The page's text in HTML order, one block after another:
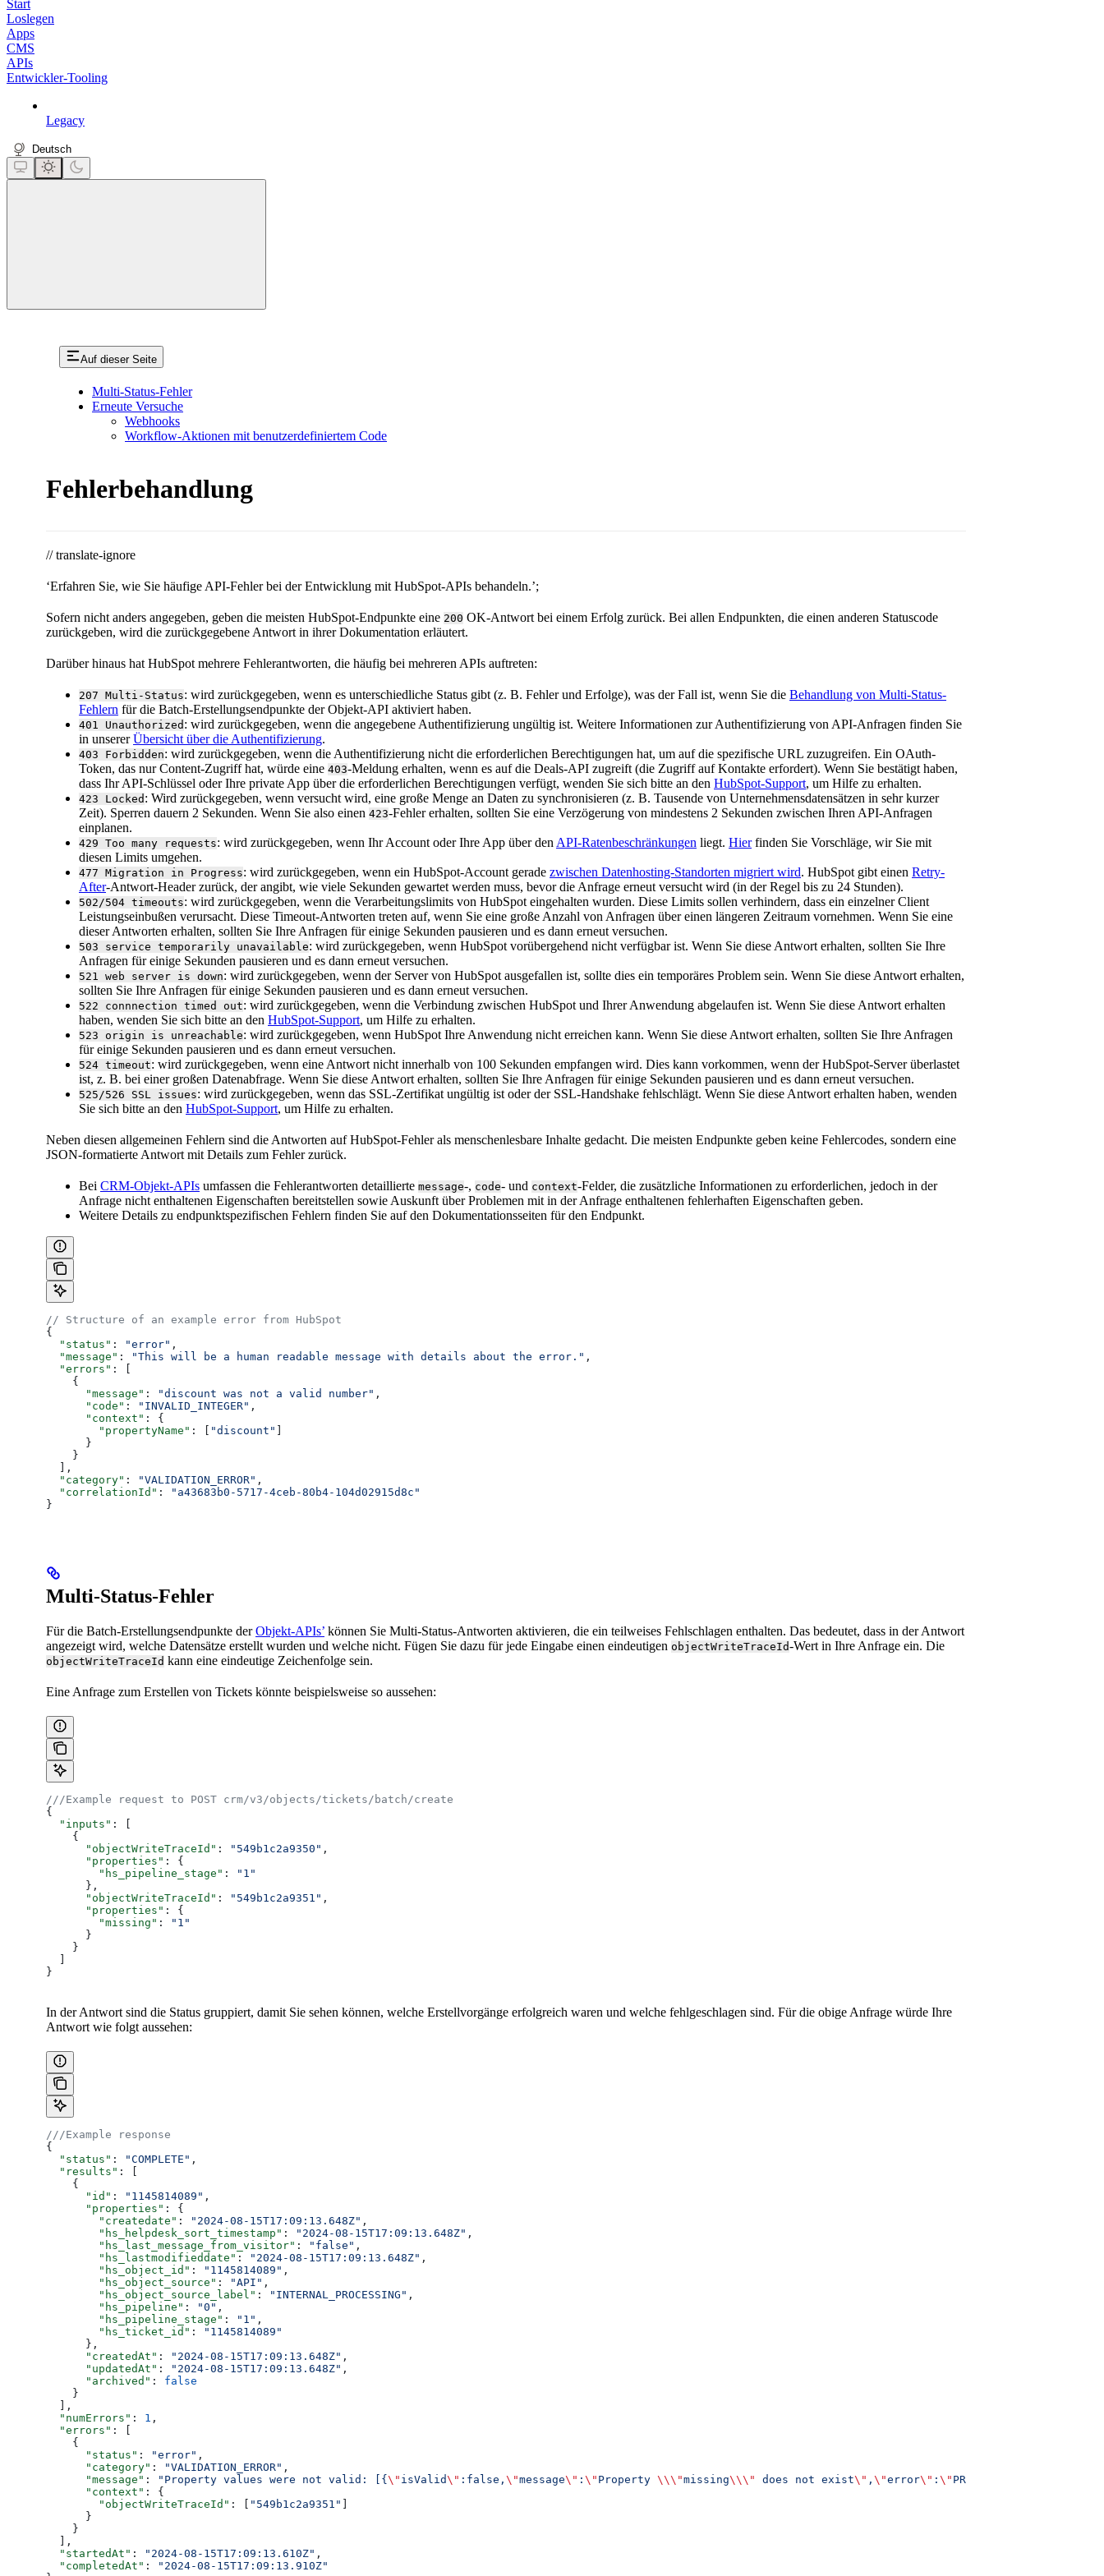
Start
Loslegen
Apps
CMS
APIs
Entwickler-Tooling
Legacy
Deutsch
Auf dieser Seite
Multi-Status-Fehler
Erneute Versuche
Webhooks
Workflow-Aktionen mit benutzerdefiniertem Code
Fehlerbehandlung
// translate-ignore
‘Erfahren Sie, wie Sie häufige API-Fehler bei der Entwicklung mit HubSpot-APIs behandeln.’;
Sofern nicht anders angegeben, geben die meisten HubSpot-Endpunkte eine 200 OK-Antwort bei einem Erfolg zurück. Bei allen Endpunkten, die einen anderen Statuscode
zurückgeben, wird die zurückgegebene Antwort in ihrer Dokumentation erläutert.
Darüber hinaus hat HubSpot mehrere Fehlerantworten, die häufig bei mehreren APIs auftreten:
207 Multi-Status: wird zurückgegeben, wenn es unterschiedliche Status gibt (z. B. Fehler und Erfolge), was der Fall ist, wenn Sie die Behandlung von Multi-Status-
Fehlern für die Batch-Erstellungsendpunkte der Objekt-API aktiviert haben.
401 Unauthorized : wird zurückgegeben, wenn die angegebene Authentifizierung ungültig ist. Weitere Informationen zur Authentifizierung von API-Anfragen finden Sie
in unsererÜbersicht über die Authentifizierung.
403 Forbidden: wird zurückgegeben, wenn die Authentifizierung nicht die erforderlichen Berechtigungen hat, um auf die spezifische URL zuzugreifen. Ein OAuth-
Token, das nur Content-Zugriff hat, würde eine 403-Meldung erhalten, wenn es auf die Deals-API zugreift (die Zugriff auf Kontakte erfordert). Wenn Sie bestätigt haben,
dass Ihr API-Schlüssel oder Ihre private App über die erforderlichen Berechtigungen verfügt, wenden Sie sich bitte an den HubSpot-Support, um Hilfe zu erhalten.
423 Locked : Wird zurückgegeben, wenn versucht wird, eine große Menge an Daten zu synchronisieren (z. B. Tausende von Unternehmensdatensätzen in sehr kurzer
Zeit). Sperren dauern 2 Sekunden. Wenn Sie also einen 423-Fehler erhalten, sollten Sie eine Verzögerung von mindestens 2 Sekunden zwischen Ihren API-Anfragen
einplanen.
429 Too many requests: wird zurückgegeben, wenn Ihr Account oder Ihre App über den API-Ratenbeschränkungen liegt. Hierfinden Sie Vorschläge, wir Sie mit
diesen Limits umgehen.
477 Migration in Progress: wird zurückgegeben, wenn ein HubSpot-Account gerade zwischen Datenhosting-Standorten migriert wird. HubSpot gibt einen Retry-
After-Antwort-Header zurück, der angibt, wie viele Sekunden gewartet werden muss, bevor die Anfrage erneut versucht wird (in der Regel bis zu 24 Stunden).
502/504 timeouts: wird zurückgegeben, wenn die Verarbeitungslimits von HubSpot eingehalten wurden. Diese Limits sollen verhindern, dass ein einzelner Client
Leistungseinbußen verursacht. Diese Timeout-Antworten treten auf, wenn Sie eine große Anzahl von Anfragen über einen längeren Zeitraum vornehmen. Wenn Sie eine
dieser Antworten erhalten, sollten Sie Ihre Anfragen für einige Sekunden pausieren und es dann erneut versuchen.
503 service temporarily unavailable: wird zurückgegeben, wenn HubSpot vorübergehend nicht verfügbar ist. Wenn Sie diese Antwort erhalten, sollten Sie Ihre
Anfragen für einige Sekunden pausieren und es dann erneut versuchen.
521 web server is down: wird zurückgegeben, wenn der Server von HubSpot ausgefallen ist, sollte dies ein temporäres Problem sein. Wenn Sie diese Antwort erhalten,
sollten Sie Ihre Anfragen für einige Sekunden pausieren und es dann erneut versuchen.
522 connnection timed out: wird zurückgegeben, wenn die Verbindung zwischen HubSpot und Ihrer Anwendung abgelaufen ist. Wenn Sie diese Antwort erhalten
haben, wenden Sie sich bitte an den HubSpot-Support, um Hilfe zu erhalten.
523 origin is unreachable: wird zurückgegeben, wenn HubSpot Ihre Anwendung nicht erreichen kann. Wenn Sie diese Antwort erhalten, sollten Sie Ihre Anfragen
für einige Sekunden pausieren und es dann erneut versuchen.
524 timeout: wird zurückgegeben, wenn eine Antwort nicht innerhalb von 100 Sekunden empfangen wird. Dies kann vorkommen, wenn der HubSpot-Server überlastet
ist, z. B. bei einer großen Datenabfrage. Wenn Sie diese Antwort erhalten, sollten Sie Ihre Anfragen für einige Sekunden pausieren und es dann erneut versuchen.
525/526 SSL issues: wird zurückgegeben, wenn das SSL-Zertifikat ungültig ist oder der SSL-Handshake fehlschlägt. Wenn Sie diese Antwort erhalten haben, wenden
Sie sich bitte an den HubSpot-Support, um Hilfe zu erhalten.
Neben diesen allgemeinen Fehlern sind die Antworten auf HubSpot-Fehler als menschenlesbare Inhalte gedacht. Die meisten Endpunkte geben keine Fehlercodes, sondern eine
JSON-formatierte Antwort mit Details zum Fehler zurück.
Bei CRM-Objekt-APIs umfassen die Fehlerantworten detaillierte message-, code- und context-Felder, die zusätzliche Informationen zu erforderlichen, jedoch in der
Anfrage nicht enthaltenen Eigenschaften bereitstellen sowie Auskunft über Problemen mit in der Anfrage enthaltenen fehlerhaften Eigenschaften geben.
Weitere Details zu endpunktspezifischen Fehlern finden Sie auf den Dokumentationsseiten für den Endpunkt.
// Structure of an example error from HubSpot
{
  "status"
: "error" ,
  "message"
: "This will be a human readable message with details about the error." ,
  "errors"
: [
    {
      "message"
: "discount was not a valid number" ,
      "code"
: "INVALID_INTEGER" ,
      "context"
: {
        "propertyName"
: [ "discount" ]
      }
    }
  ],
  "category"
: "VALIDATION_ERROR" ,
  "correlationId"
:
"a43683b0-5717-4ceb-80b4-104d02915d8c"
}
Multi-Status-Fehler
Für die Batch-Erstellungsendpunkte derObjekt-APIs’ können Sie Multi-Status-Antworten aktivieren, die ein teilweises Fehlschlagen enthalten. Das bedeutet, dass in der Antwort
angezeigt wird, welche Datensätze erstellt wurden und welche nicht. Fügen Sie dazu für jede Eingabe einen eindeutigen objectWriteTraceId-Wert in Ihre Anfrage ein. Die
objectWriteTraceId kann eine eindeutige Zeichenfolge sein.
Eine Anfrage zum Erstellen von Tickets könnte beispielsweise so aussehen:
///Example request to POST crm/v3/objects/tickets/batch/create
{
  "inputs"
: [
    {
      "objectWriteTraceId"
: "549b1c2a9350" ,
      "properties"
: {
        "hs_pipeline_stage"
:
"1"
      },
      "objectWriteTraceId"
: "549b1c2a9351" ,
      "properties"
: {
        "missing"
:
"1"
      }
    }
  ]
}
In der Antwort sind die Status gruppiert, damit Sie sehen können, welche Erstellvorgänge erfolgreich waren und welche fehlgeschlagen sind. Für die obige Anfrage würde Ihre
Antwort wie folgt aussehen:
///Example response
{
  "status"
: "COMPLETE" ,
  "results"
: [
    {
      "id"
: "1145814089" ,
      "properties"
: {
        "createdate"
: "2024-08-15T17:09:13.648Z" ,
        "hs_helpdesk_sort_timestamp"
: "2024-08-15T17:09:13.648Z" ,
        "hs_last_message_from_visitor"
: "false" ,
        "hs_lastmodifieddate"
: "2024-08-15T17:09:13.648Z" ,
        "hs_object_id"
: "1145814089" ,
        "hs_object_source"
: "API" ,
        "hs_object_source_label"
: "INTERNAL_PROCESSING" ,
        "hs_pipeline"
: "0" ,
        "hs_pipeline_stage"
: "1" ,
        "hs_ticket_id"
:
"1145814089"
      },
      "createdAt"
: "2024-08-15T17:09:13.648Z" ,
      "updatedAt"
: "2024-08-15T17:09:13.648Z" ,
      "archived"
: false
    }
  ],
  "numErrors"
: 1 ,
  "errors"
: [
    {
      "status"
: "error" ,
      "category"
: "VALIDATION_ERROR" ,
      "message"
: "Property values were not valid: [{\" isValid\" :false, \"message\" : \" Property \\\"missing\\\" does not exist\" , \"error\" : \" PROPERTY_DOESNT_EXIST
      "context"
: {
        "objectWriteTraceId"
: [ "549b1c2a9351" ]
      }
    }
  ],
  "startedAt"
: "2024-08-15T17:09:13.610Z" ,
  "completedAt"
:
"2024-08-15T17:09:13.910Z"